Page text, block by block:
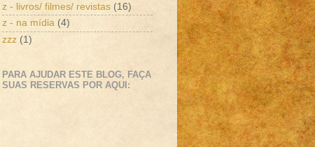
z - livros/ filmes/ revistas (16)
z - na mídia (4)
zzz (1)
PARA AJUDAR ESTE BLOG, FAÇA
SUAS RESERVAS POR AQUI: